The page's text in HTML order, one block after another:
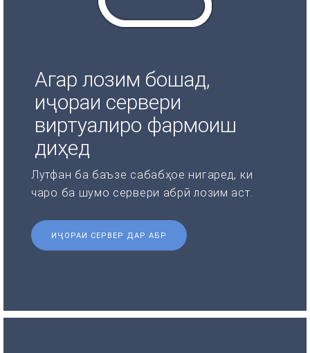
Агар лозим бошад,
иҷораи сервери
виртуалиро фармоиш
диҳед
Лутфан ба баъзе сабабҳое нигаред, ки
чаро ба шумо сервери абрӣ лозим аст.
ИҶОРАИ СЕРВЕР ДАР АБР